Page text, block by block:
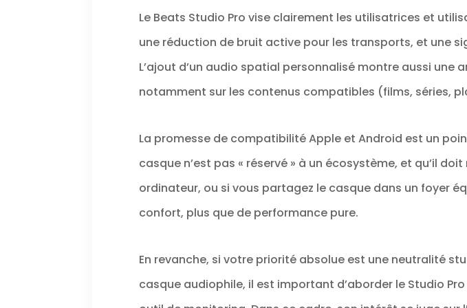
Le Beats Studio Pro vise clairement les utilisatrices et
une réduction de bruit active pour les transports, et une
L’ajout d’un audio spatial personnalisé montre aussi une
notamment sur les contenus compatibles (films, séries,
La promesse de compatibilité Apple et Android est un
casque n’est pas « réservé » à un écosystème, et qu’il
ordinateur, ou si vous partagez le casque dans un foyer
confort, plus que de performance pure.
En revanche, si votre priorité absolue est une neutralité
casque audiophile, il est important d’aborder le Studio